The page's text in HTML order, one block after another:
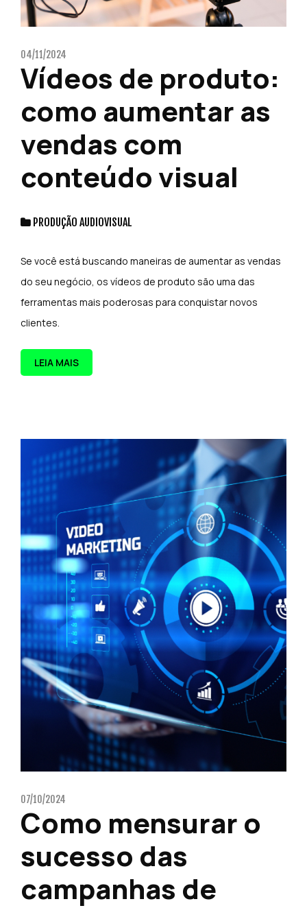
04/11/2024
Vídeos de produto:
como aumentar as
vendas com
conteúdo visual
PRODUÇÃO AUDIOVISUAL
Se você está buscando maneiras de aumentar as vendas
do seu negócio, os vídeos de produto são uma das
ferramentas mais poderosas para conquistar novos
clientes.
LEIA MAIS
07/10/2024
Como mensurar o
sucesso das
campanhas de